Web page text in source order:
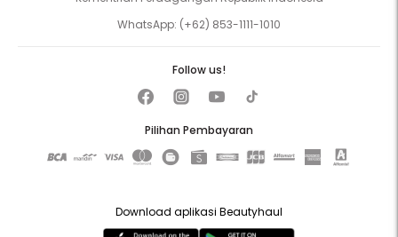
WhatsApp: (+62) 853-1111-1010
Pilihan Pembayaran
Follow us!
Download aplikasi Beautyhaul